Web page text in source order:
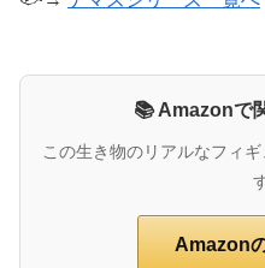
📚 Amazonで
この生き物のリアルなフィ
Amazon